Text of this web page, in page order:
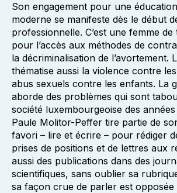
Son engagement pour une
moderne se manifeste dès le début
professionnelle. C’est une femme
pour l’accès aux méthodes de
la décriminalisation de l’avortement.
thématise aussi la violence contre
abus sexuels contre les enfants. La
aborde des problèmes qui sont
société luxembourgeoise des
Paule Molitor-Peffer tire partie de
favori – lire et écrire – pour rédiger
prises de positions et de lettres aux
aussi des publications dans des
scientifiques, sans oublier sa
sa façon crue de parler est opposée